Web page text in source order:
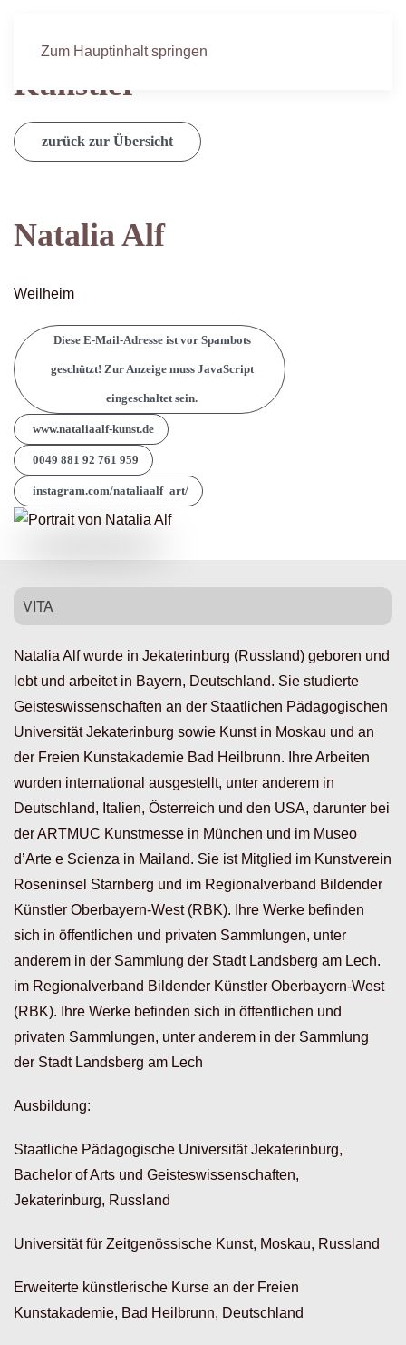
Zum Hauptinhalt springen
Künstlerinnen und
Künstler
zurück zur Übersicht
Natalia Alf
Weilheim
Diese E-Mail-Adresse ist vor Spambots
geschützt! Zur Anzeige muss JavaScript
eingeschaltet sein.
www.nataliaalf-kunst.de
0049 881 92 761 959
instagram.com/nataliaalf_art/
VITA
Natalia Alf wurde in Jekaterinburg (Russland) geboren und
lebt und arbeitet in Bayern, Deutschland. Sie studierte
Geisteswissenschaften an der Staatlichen Pädagogischen
Universität Jekaterinburg sowie Kunst in Moskau und an
der Freien Kunstakademie Bad Heilbrunn. Ihre Arbeiten
wurden international ausgestellt, unter anderem in
Deutschland, Italien, Österreich und den USA, darunter bei
der ARTMUC Kunstmesse in München und im Museo
d’Arte e Scienza in Mailand. Sie ist Mitglied im Kunstverein
Roseninsel Starnberg und im Regionalverband Bildender
Künstler Oberbayern-West (RBK). Ihre Werke befinden
sich in öffentlichen und privaten Sammlungen, unter
anderem in der Sammlung der Stadt Landsberg am Lech.
im Regionalverband Bildender Künstler Oberbayern-West
(RBK). Ihre Werke befinden sich in öffentlichen und
privaten Sammlungen, unter anderem in der Sammlung
der Stadt Landsberg am Lech
Ausbildung:
Staatliche Pädagogische Universität Jekaterinburg,
Bachelor of Arts und Geisteswissenschaften,
Jekaterinburg, Russland
Universität für Zeitgenössische Kunst, Moskau, Russland
Erweiterte künstlerische Kurse an der Freien
Kunstakademie, Bad Heilbrunn, Deutschland